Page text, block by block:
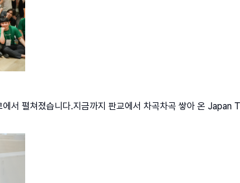
서 펼쳐졌습니다.지금까지 판교에서 차곡차곡 쌓아 온